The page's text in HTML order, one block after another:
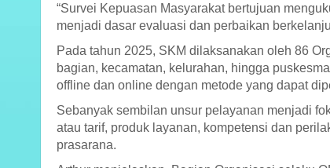
“Survei Kepuasan Masyarakat bertujuan
menjadi dasar evaluasi dan perbaikan
Pada tahun 2025, SKM dilaksanakan oleh 86
bagian, kecamatan, kelurahan, hingga
offline dan online dengan metode yang dapat
Sebanyak sembilan unsur pelayanan menjadi
atau tarif, produk layanan, kompetensi dan
prasarana.